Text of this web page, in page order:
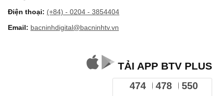
Điện thoại: (+84) - 0204 - 3854404
Email: bacninhdigital@bacninhtv.vn
TẢI APP BTV PLUS
474 478 550